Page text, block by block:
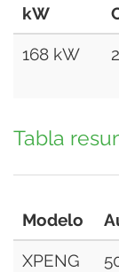
kW
168 kW
Tabla
Modelo
XPENG